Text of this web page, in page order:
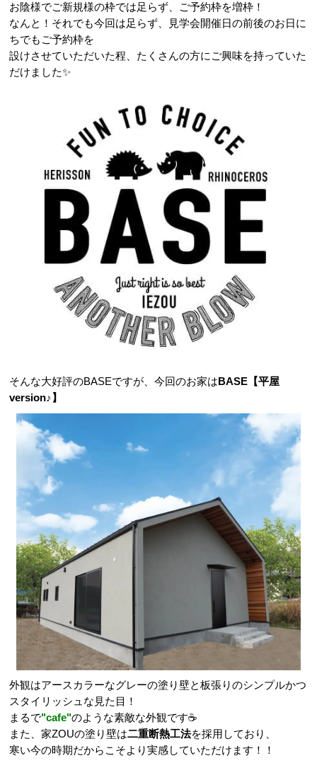
お陰様でご新規様の枠では足らず、ご予約枠を増枠！
なんと！それでも今回は足らず、見学会開催日の前後のお日に
ちでもご予約枠を
設けさせていただいた程、たくさんの方にご興味を持っていた
だけました✨
そんな大好評のBASEですが、今回のお家は BASE【平屋
version♪】
外観はアースカラーなグレーの塗り壁と板張りのシンプルかつ
スタイリッシュな見た目！
まるで"cafe"のような素敵な外観です☕
また、家ZOUの塗り壁は二重断熱工法を採用しており、
寒い今の時期だからこそより実感していただけます！！